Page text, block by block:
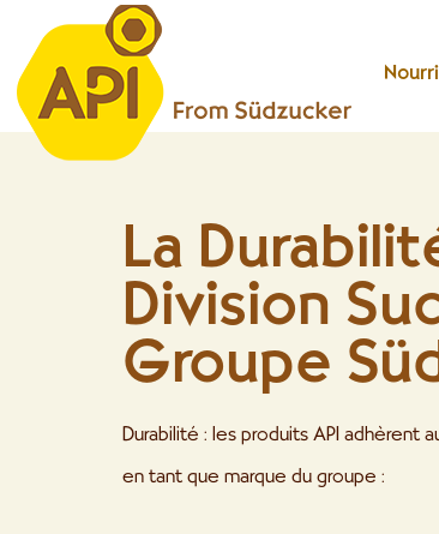
La
Division
Groupe
Durabilité : les produits API adhèrent
en tant que marque du groupe :